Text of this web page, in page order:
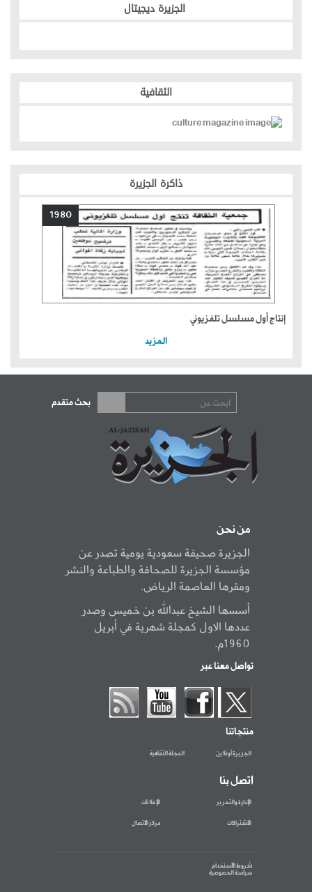
الجزيرة ديجيتال
الثقافية
ذاكرة الجزيرة
1980
إنتاج أول مسلسل تلفزيوني
المزيد
بحث متقدم
من نحن
الجزيرة صحيفة سعودية يومية تصدر عن
مؤسسة الجزيرة للصحافة والطباعة والنشر
ومقرها العاصمة الرياض.
أسسها الشيخ عبدالله بن خميس وصدر
عددها الاول كمجلة شهرية في أبريل
1960م.
تواصل معنا عبر
منتجاتنا
الجزيرة أونلاين المجلة الثقافية
اتصل بنا
الإدارة والتحرير الإعلانات
الاشتراكات مركز الاتصال
شروط الاستخدام
سياسة الخصوصية